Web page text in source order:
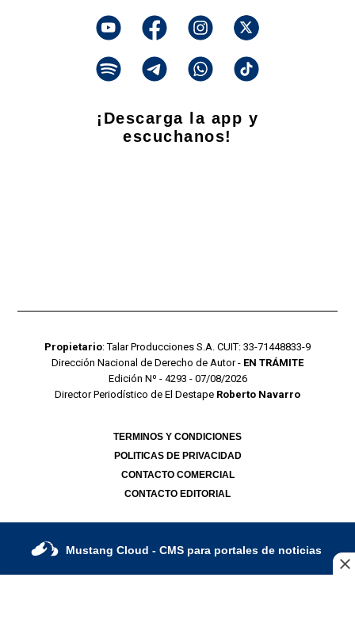
¡Descarga la app y
escuchanos!
Propietario: Talar Producciones S.A. CUIT: 33-71448833-9
Dirección Nacional de Derecho de Autor - EN TRÁMITE
Edición Nº - 4293 - 07/08/2026
Director Periodístico de El Destape Roberto Navarro
TERMINOS Y CONDICIONES
POLITICAS DE PRIVACIDAD
CONTACTO COMERCIAL
CONTACTO EDITORIAL
Mustang Cloud - CMS para portales de noticias